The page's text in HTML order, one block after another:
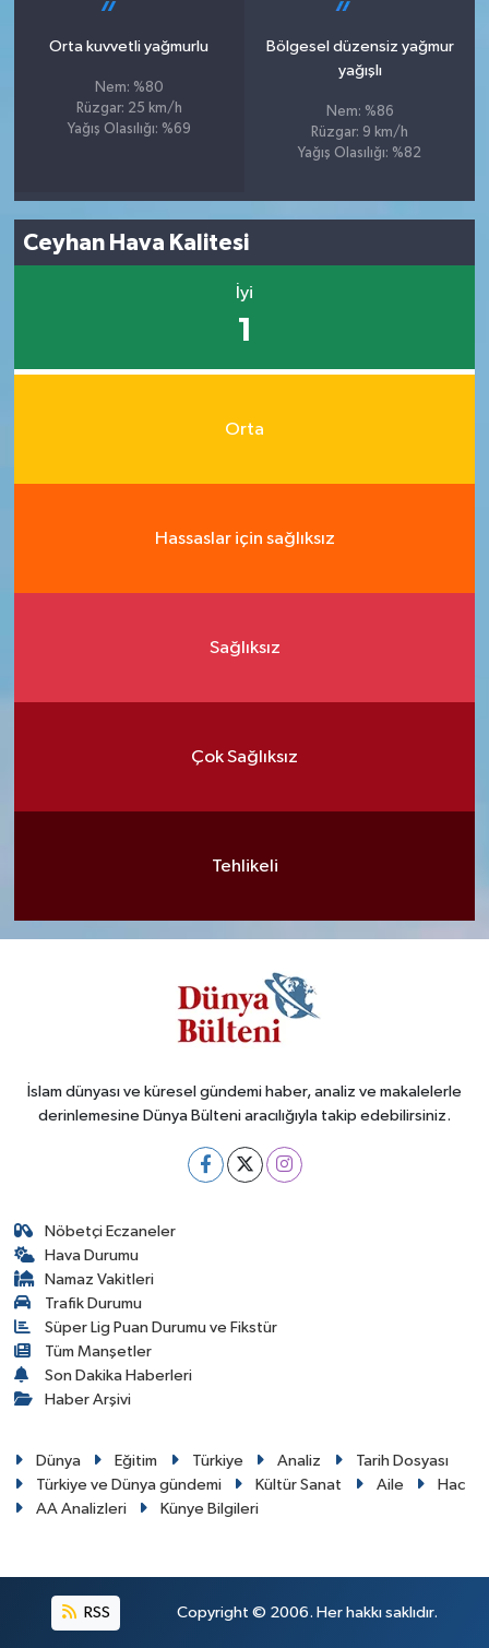
Orta kuvvetli yağmurlu
Nem: %80
Rüzgar: 25 km/h
Yağış Olasılığı: %69
Bölgesel düzensiz yağmur
yağışlı
Nem: %86
Rüzgar: 9 km/h
Yağış Olasılığı: %82
Ceyhan Hava Kalitesi
İyi
1
Orta
Hassaslar için sağlıksız
Sağlıksız
Çok Sağlıksız
Tehlikeli
İslam dünyası ve küresel gündemi haber, analiz ve makalelerle
derinlemesine Dünya Bülteni aracılığıyla takip edebilirsiniz.
Nöbetçi Eczaneler
Hava Durumu
Namaz Vakitleri
Trafik Durumu
Süper Lig Puan Durumu ve Fikstür
Tüm Manşetler
Son Dakika Haberleri
Haber Arşivi
Dünya Eğitim Türkiye Analiz
Tarih Dosyası
Türkiye ve Dünya gündemi
Kültür Sanat Aile
Hac
AA Analizleri
Künye Bilgileri
RSS Copyright © 2006. Her hakkı saklıdır.